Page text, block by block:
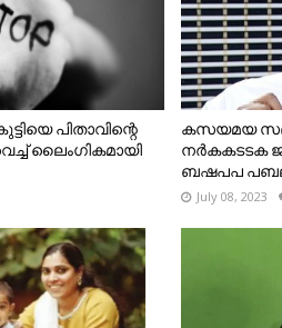
പിതാവിന്റെ
ലൈംഗികമായി
കസയമയ
നർകകടടക
ബഷപപ
July 08, 2023